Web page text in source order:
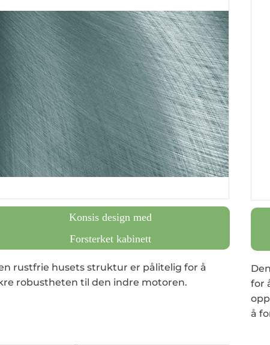
Konsis design med
Forsterket kabinett
rustfrie husets struktur er pålitelig for å
robustheten til den indre motoren.
for
å